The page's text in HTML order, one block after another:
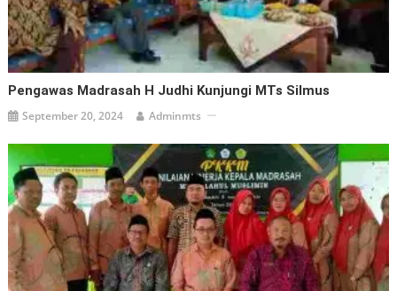
Pengawas Madrasah H Judhi Kunjungi MTs Silmus
September 20, 2024 Adminmts